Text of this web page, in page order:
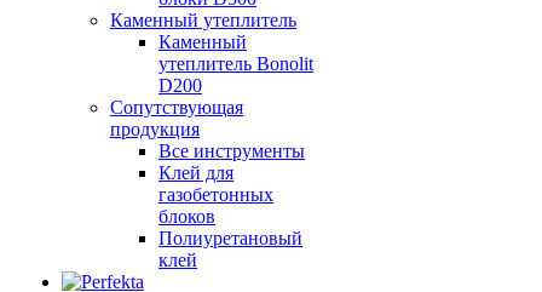
Каменный утеплитель
Каменный
утеплитель Bonolit
D200
Сопутствующая
продукция
Все инструменты
Клей для
газобетонных
блоков
Полиуретановый
клей